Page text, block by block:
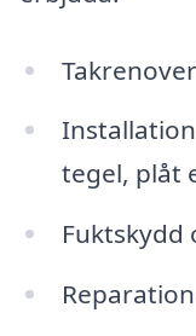
tegel, plåt
Fuktskydd